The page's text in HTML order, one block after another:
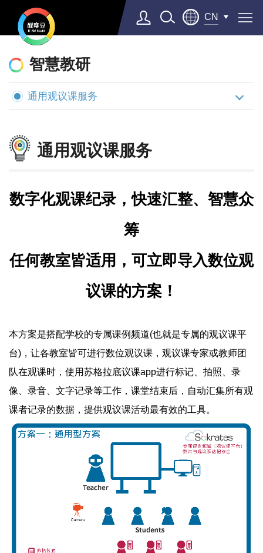
CN
摩
豆
AI
慧
学
智慧教研
通用观议课服务
通用观议课服务
数字化观课纪录，快速汇整、智慧众
筹
任何教室皆适用，可立即导入数位观
议课的方案！
本方案是搭配学校的专属课例频道(也就是专属的观议课平
台)，让各教室皆可进行数位观议课，观议课专家或教师团
队在观课时，使用苏格拉底议课app进行标记、拍照、录
像、录音、文字记录等工作，课堂结束后，自动汇集所有观
课者记录的数据，提供观议课活动最有效的工具。